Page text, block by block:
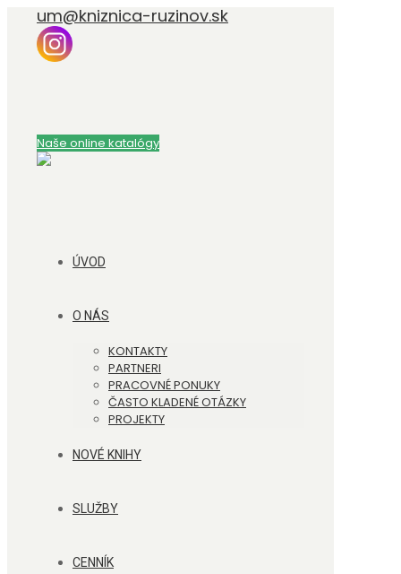
um@kniznica-ruzinov.sk
Naše online katalógy
ÚVOD
O NÁS
KONTAKTY
PARTNERI
PRACOVNÉ PONUKY
ČASTO KLADENÉ OTÁZKY
PROJEKTY
NOVÉ KNIHY
SLUŽBY
CENNÍK